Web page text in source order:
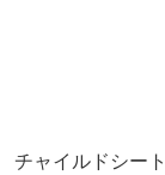
チャイルドシー